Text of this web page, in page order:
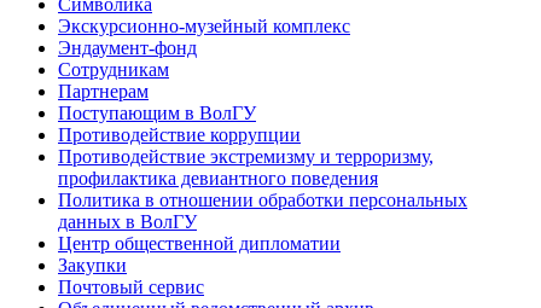
Символика
Экскурсионно-музейный комплекс
Эндаумент-фонд
Сотрудникам
Партнерам
Поступающим в ВолГУ
Противодействие коррупции
Противодействие экстремизму и терроризму,
профилактика девиантного поведения
Политика в отношении обработки персональных
данных в ВолГУ
Центр общественной дипломатии
Закупки
Почтовый сервис